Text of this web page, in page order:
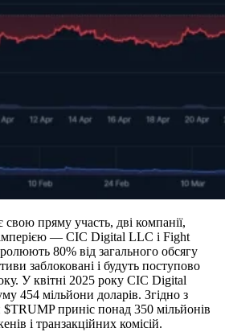
пряму участь, дві компанії,
імперією — CIC Digital LLC і Fight
80% від загального обсягу
заблоковані і будуть поступово
У квітні 2025 року CIC Digital
454 мільйони доларів. Згідно з
приніс понад 350 мільйонів
і транзакційних комісій.